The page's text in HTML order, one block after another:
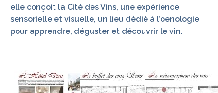
elle conçoit la Cité des Vins, une expérience
sensorielle et visuelle, un lieu dédié à l’oenologie
pour apprendre, déguster et découvrir le vin.